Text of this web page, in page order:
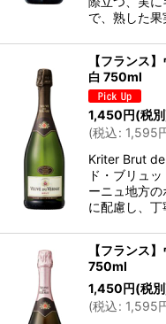
で、熟した
【フランス
白 750ml
1,450円(税
(税込: 1,595
Kriter Brut
ド・ブリュ
ーニュ地方
に配慮し、
【フランス
750ml
1,450円(税
(税込: 1,595